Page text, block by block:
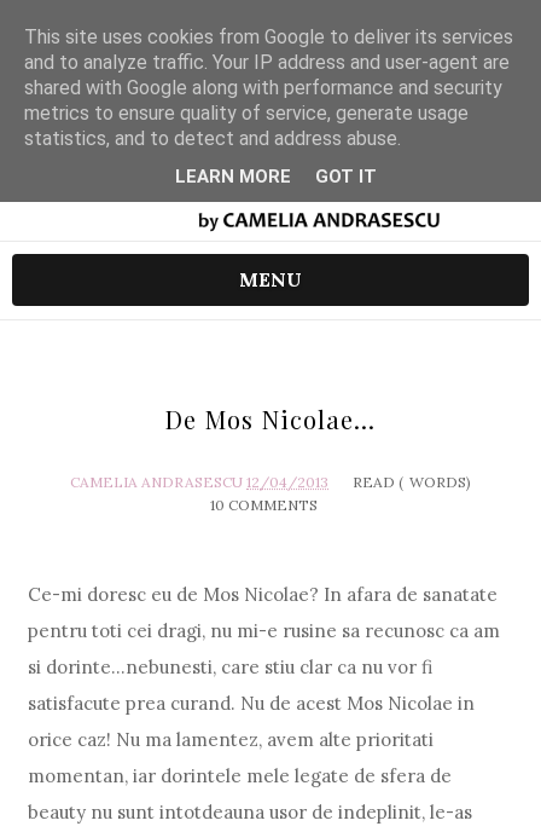
MENU
De Mos Nicolae...
CAMELIA ANDRASESCU 12/04/2013 READ ( WORDS)
10 COMMENTS
Ce-mi doresc eu de Mos Nicolae? In afara de sanatate
pentru toti cei dragi, nu mi-e rusine sa recunosc ca am
si dorinte...nebunesti, care stiu clar ca nu vor fi
satisfacute prea curand. Nu de acest Mos Nicolae in
orice caz! Nu ma lamentez, avem alte prioritati
momentan, iar dorintele mele legate de sfera de
beauty nu sunt intotdeauna usor de indeplinit, le-as
This site uses cookies from Google to deliver its services
and to analyze traffic. Your IP address and user-agent are
shared with Google along with performance and security
metrics to ensure quality of service, generate usage
statistics, and to detect and address abuse.
LEARN MORE GOT IT